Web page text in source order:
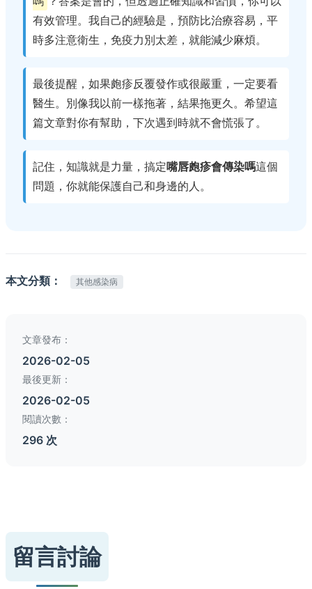
有效管理。我自己的經驗是，預防比治療容易，平
時多注意衛生，免疫力別太差，就能減少麻煩。
最後提醒，如果皰疹反覆發作或很嚴重，一定要看
醫生。別像我以前一樣拖著，結果拖更久。希望這
篇文章對你有幫助，下次遇到時就不會慌張了。
記住，知識就是力量，搞定嘴唇皰疹會傳染嗎這個
問題，你就能保護自己和身邊的人。
本文分類： 其他感染病
文章發布：
2026-02-05
最後更新：
2026-02-05
閱讀次數：
296 次
留言討論